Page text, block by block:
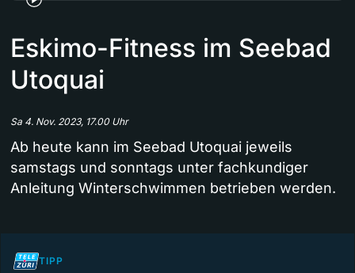
Eskimo-Fitness im Seebad
Utoquai
Sa 4. Nov. 2023, 17.00 Uhr
Ab heute kann im Seebad Utoquai jeweils
samstags und sonntags unter fachkundiger
Anleitung Winterschwimmen betrieben werden.
TIPP